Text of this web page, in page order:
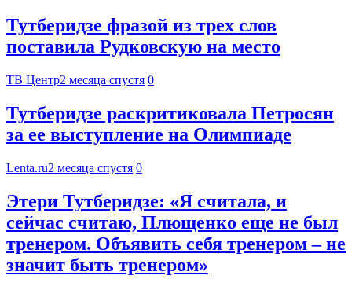
Тутберидзе фразой из трех слов
поставила Рудковскую на место
ТВ Центр2 месяца спустя 0
Тутберидзе раскритиковала Петросян
за ее выступление на Олимпиаде
Lenta.ru2 месяца спустя 0
Этери Тутберидзе: «Я считала, и
сейчас считаю, Плющенко еще не был
тренером. Объявить себя тренером – не
значит быть тренером»